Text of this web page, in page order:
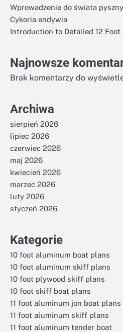
Wprowadzenie do świata
Cykoria endywia
Introduction to Detailed 12 Foot
Najnowsze
Brak komentarzy do
Archiwa
sierpień 2026
lipiec 2026
czerwiec 2026
maj 2026
kwiecień 2026
marzec 2026
luty 2026
styczeń 2026
Kategorie
10 foot aluminum boat plans
10 foot aluminum skiff plans
10 foot plywood skiff plans
10 foot skiff boat plans
11 foot aluminum jon boat plans
11 foot aluminum skiff plans
11 foot aluminum tender boat